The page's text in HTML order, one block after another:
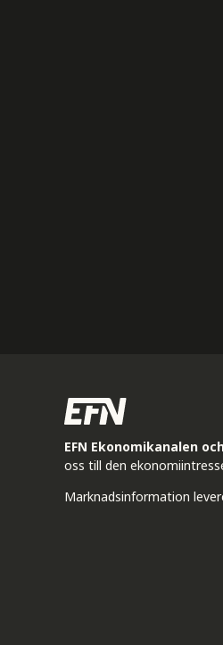
EFN Ekonomikanalen
oss till den
Marknadsinformation